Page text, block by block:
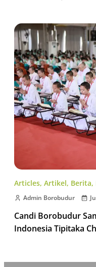
Articles, Artikel, Berita,
Admin Borobudur
Candi Borobudur
Indonesia Tipitaka